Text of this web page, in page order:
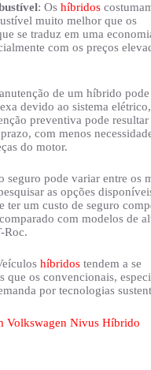
: Oshíbridos
muito melhor que os
se traduz em uma
com os preços
de um híbrido pode
devido ao sistema
preventiva pode resultar
com menos
do motor.
seguro pode variar entre os
as opções
ter um custo de seguro
com modelos de
Roc.
híbridos tendem a se
que os convencionais,
por tecnologias
Volkswagen Nivus Híbrido